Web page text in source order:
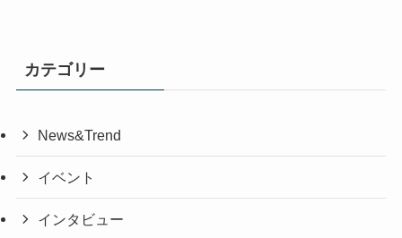
カテゴリー
News&Trend
イベント
インタビュー